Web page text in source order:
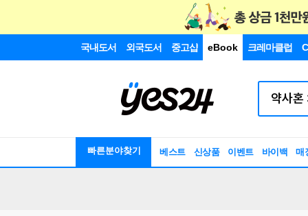
국내도서 외국도서 중고샵 eBook 크레마클럽
빠른분야찾기 베스트 신상품 이벤트 바이백 매